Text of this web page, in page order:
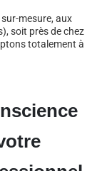
mesure, aux
soit près de chez
totalement à